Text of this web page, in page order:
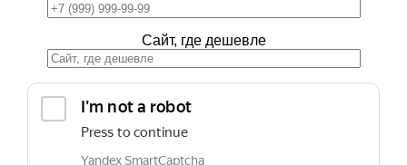
Сайт, где дешевле